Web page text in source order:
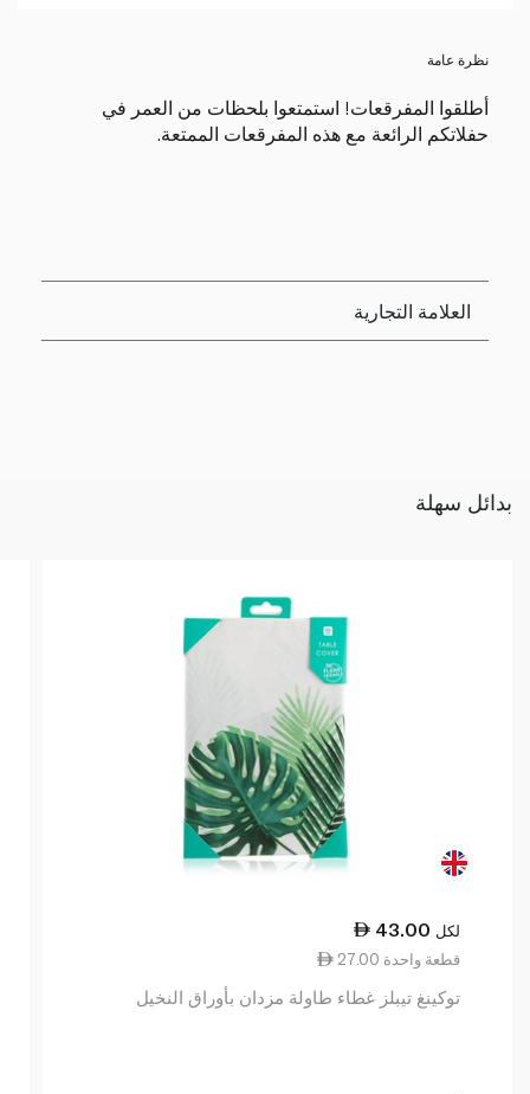
نظرة عامة
أطلقوا المفرقعات! استمتعوا بلحظات من العمر في
حفلاتكم الرائعة مع هذه المفرقعات الممتعة.
العلامة التجارية
بدائل سهلة
43.00 لكل
27.00 قطعة واحدة
توكينغ تيبلز غطاء طاولة مزدان بأوراق النخيل